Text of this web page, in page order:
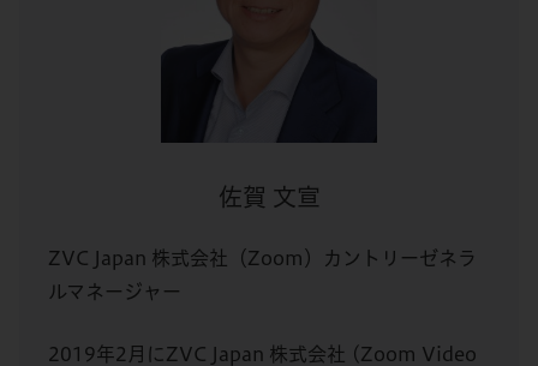
佐賀 文宣
ZVC Japan 株式会社（Zoom）カントリーゼネラ
ルマネージャー
2019年2月にZVC Japan 株式会社 (Zoom Video